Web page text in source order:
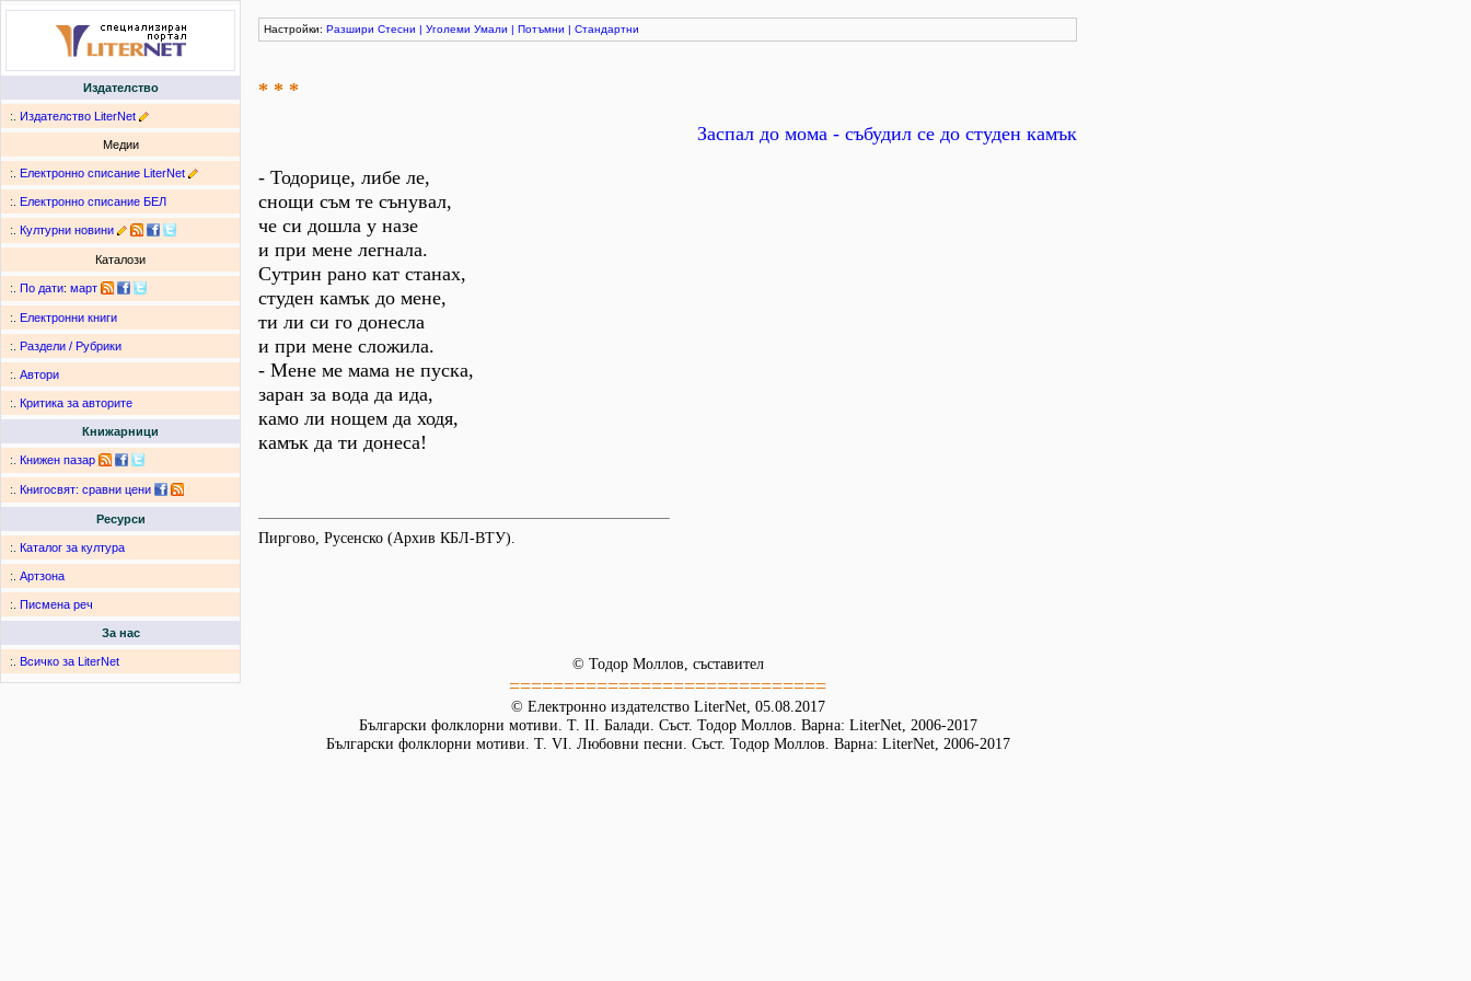
Издателство
:. Издателство LiterNet
Медии
:. Електронно списание LiterNet
:. Електронно списание БЕЛ
:. Културни новини
Каталози
:. По дати: март
:. Електронни книги
:. Раздели / Рубрики
:. Автори
:. Критика за авторите
Книжарници
:. Книжен пазар
:. Книгосвят: сравни цени
Ресурси
:. Каталог за култура
:. Артзона
:. Писмена реч
За нас
:. Всичко за LiterNet
Настройки: Разшири Стесни | Уголеми Умали | Потъмни | Стандартни
* * *
Заспал до мома - събудил се до студен камък
- Тодорице, либе ле,
снощи съм те сънувал,
че си дошла у назе
и при мене легнала.
Сутрин рано кат станах,
студен камък до мене,
ти ли си го донесла
и при мене сложила.
- Мене ме мама не пуска,
заран за вода да ида,
камо ли нощем да ходя,
камък да ти донеса!
Пиргово, Русенско (Архив КБЛ-ВТУ).
© Тодор Моллов, съставител
=============================
© Електронно издателство LiterNet, 05.08.2017
Български фолклорни мотиви. Т. ІІ. Балади. Съст. Тодор Моллов. Варна: LiterNet, 2006-2017
Български фолклорни мотиви. Т. VІ. Любовни песни. Съст. Тодор Моллов. Варна: LiterNet, 2006-2017